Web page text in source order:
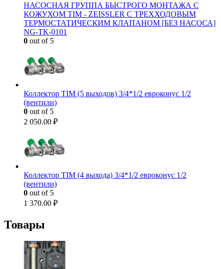
НАСОСНАЯ ГРУППА БЫСТРОГО МОНТАЖА С
КОЖУХОМ TIM - ZEISSLER С ТРЕХХОДОВЫМ
ТЕРМОСТАТИЧЕСКИМ КЛАПАНОМ [БЕЗ НАСОСА]
NG-TK-0101
0 out of 5
Коллектор TIM (5 выходов) 3/4*1/2 евроконус 1/2
(вентили)
0 out of 5
2 050.00 ₽
Коллектор TIM (4 выхода) 3/4*1/2 евроконус 1/2
(вентили)
0 out of 5
1 370.00 ₽
Товары